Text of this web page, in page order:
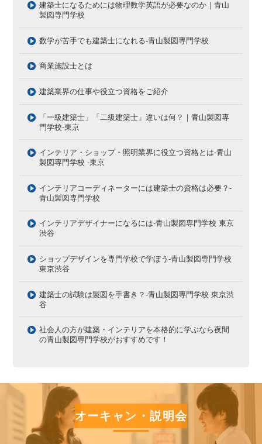
建築士になるためには物理数学英語が必要なのか｜青山
製図専門学校
数学が苦手でも建築士になれる-青山製図専門学校
商業施設士とは
建築業界の仕事や役立つ資格をご紹介
「一級建築士」「二級建築士」違いは何？｜青山製図専
門学校-東京
インテリア・ショップ・照明業界に役立つ資格とは-青山
製図専門学校 -東京
インテリアコーディネーターには建築士の資格は必要？-
青山製図専門学校
インテリアデザイナーになるには-青山製図専門学校 東京
渋谷
ショップデザインを専門学校で学ぼう-青山製図専門学校
東京渋谷
建築士の試験は製図を手書き？-青山製図専門学校 東京渋
谷
社会人の方が建築・インテリアを本格的に学ぶなら夜間
の青山製図専門学校がおすすめです！
オーキャン・説明会